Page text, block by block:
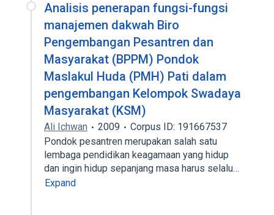
Analisis penerapan fungsi-fungsi
manajemen dakwah Biro
Pengembangan Pesantren dan
Masyarakat (BPPM) Pondok
Maslakul Huda (PMH) Pati dalam
pengembangan Kelompok Swadaya
Masyarakat (KSM)
Ali Ichwan 2009
Corpus ID: 191667537
Pondok pesantren merupakan salah satu
lembaga pendidikan keagamaan yang hidup
dan ingin hidup sepanjang masa harus selalu…
Expand